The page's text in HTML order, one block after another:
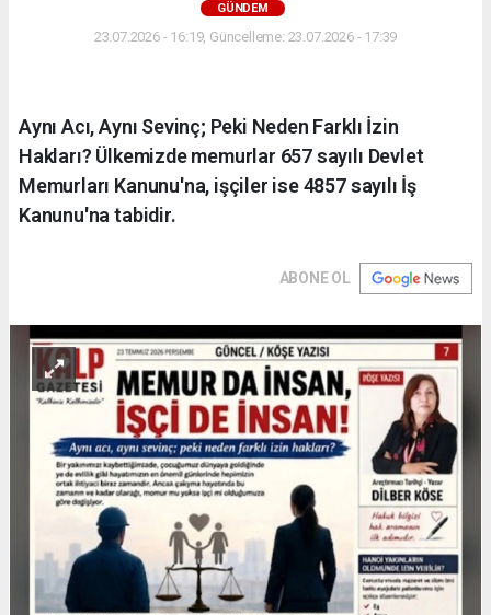
GÜNDEM
23.07.2026 - 16:19, Güncelleme: 23.07.2026 - 17:39
Aynı Acı, Aynı Sevinç; Peki Neden Farklı İzin
Hakları? Ülkemizde memurlar 657 sayılı Devlet
Memurları Kanunu'na, işçiler ise 4857 sayılı İş
Kanunu'na tabidir.
ABONE OL